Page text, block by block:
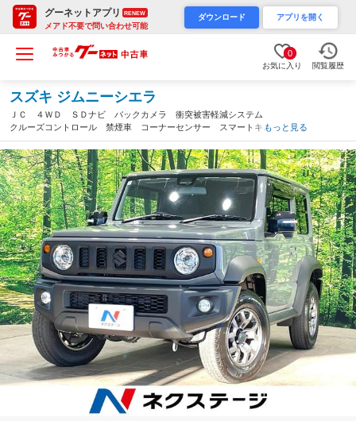
グーネットアプリ RENEW
メアド不要で問い合わせ可能
ダウンロード アプリを開く
0
お気に入り 閲覧履歴
スズキ ジムニーシエラ
ＪＣ ４ＷＤ ＳＤナビ バックカメラ 衝突被害軽減システム
クルーズコントロール 禁煙車 コーナーセンサー スマートキ
ー ＬＥＤヘッド ビルトインＥＴＣ 純正１５インチアルミ 車
線逸脱警報（山梨県）
もっと見る